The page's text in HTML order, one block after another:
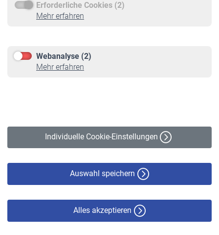
Erforderliche Cookies (2)
Mehr erfahren
Webanalyse (2)
Mehr erfahren
Individuelle Cookie-Einstellungen
Auswahl speichern
Alles akzeptieren
Service
Informationen
Online-Rechner
VBLnewsletter
Erklärung zur Barrierefreiheit
© VBL 2026